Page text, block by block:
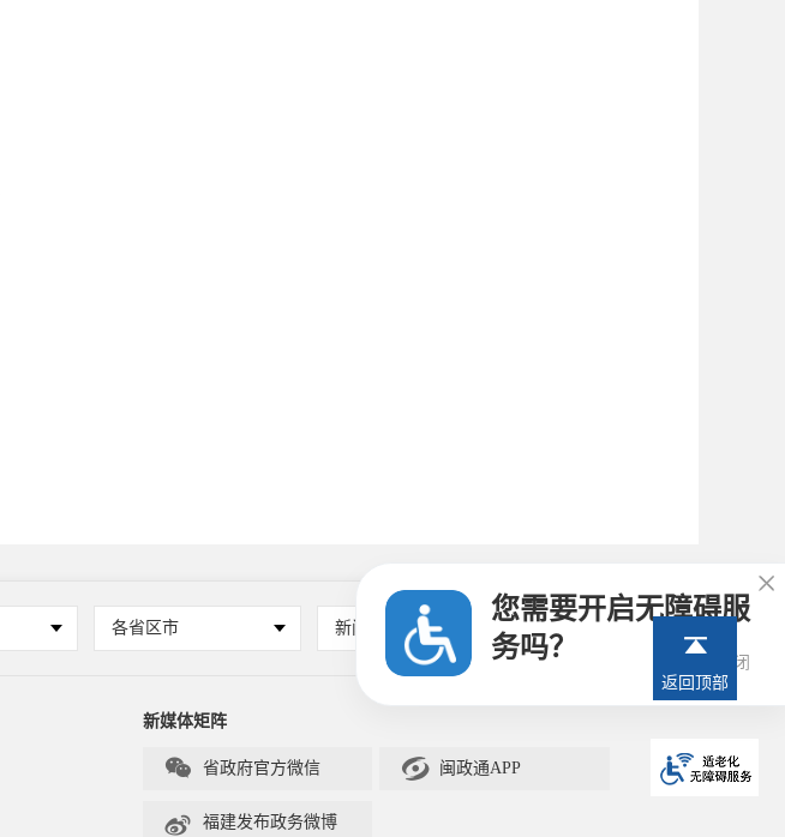
各省区市 新闻媒体 其他
新媒体矩阵
 省政府官方微信  闽政通APP
 福建发布政务微博
返回顶部
您需要开启无障碍服
务吗？
17秒后关闭
